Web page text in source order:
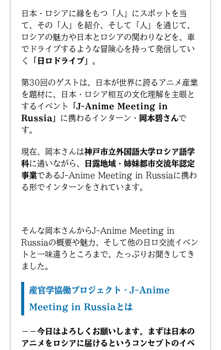
日本・ロシアに縁をもつ「人」にスポットを当
て、その「人」を紹介、そして「人」を通じて、
ロシアの魅力や日本とロシアの関わりなどを、車
でドライブするような冒険心を持って発信してい
く
「日ロドライブ」 。
第30回のゲストは、日本が世界に誇るアニメ産業
を題材に、日本・ロシア相互の文化理解を主眼と
するイベント
「J-Anime Meeting in
Russia」
に携わるインターン・ 岡本碧さんで
す。
現在、岡本さんは神戸市立外国語大学ロシア語学
科に通いながら、
日露地域・姉妹都市交流年認定
事業であるJ-Anime Meeting in Russiaに携わ
る形でインターンをされています。
そんな岡本さんからJ-Anime Meeting in
Russiaの概要や魅力、そして他の日ロ交流イベン
トと一味違うところまで、たっぷりお聞きしてき
ました。
産官学協働プロジェクト・J-Anime
Meeting in Russiaとは
－－今日はよろしくお願いします。まずは日本の
アニメをロシアに届けるというコンセプトのイベ